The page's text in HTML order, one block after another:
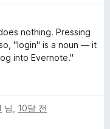
nothing. Pressing
"login" is a noun — it
into Evernote."
님, 10달 전